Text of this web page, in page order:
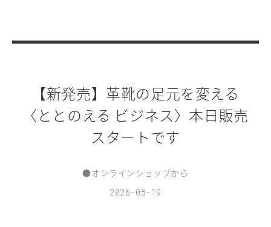
【新発売】革靴の足元を変える
〈ととのえる ビジネス〉本日販売
スタートです
●オンラインショップから
2026-05-19